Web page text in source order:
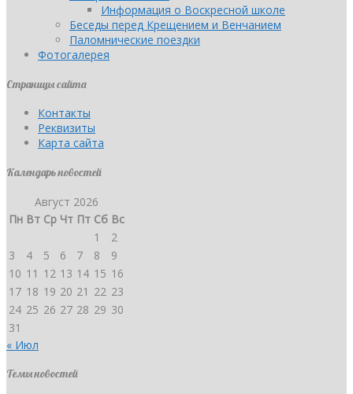
Информация о Воскресной школе
Беседы перед Крещением и Венчанием
Паломнические поездки
Фотогалерея
Страницы сайта
Контакты
Реквизиты
Карта сайта
Календарь новостей
Август 2026
Пн Вт Ср Чт Пт Сб Вс
1
2
3
4 5 6 7 8
9
10 11 12 13 14 15 16
17 18 19 20 21 22 23
24 25 26 27 28 29 30
31
« Июл
Темы новостей